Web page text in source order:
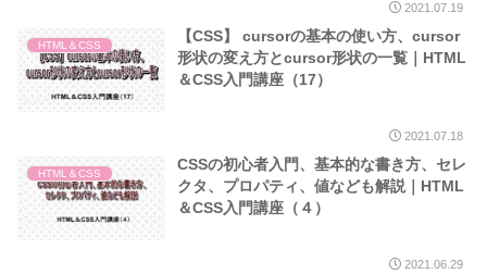
2021.07.19
HTML＆CSS
【CSS】 cursorの基本の使い方、cursor
形状の変え方とcursor形状の一覧｜HTML
＆CSS入門講座（17）
2021.07.18
HTML＆CSS
CSSの初心者入門、基本的な書き方、セレ
クタ、プロパティ、値なども解説｜HTML
＆CSS入門講座（４）
2021.06.29